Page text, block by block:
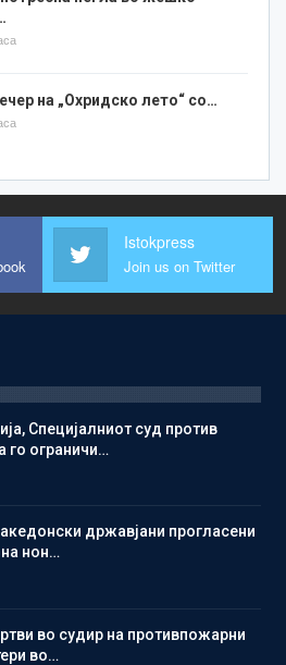
на „Охридско лето“ со…
Istokpress
Join us on Twitter
Специјалниот суд против
го ограничи…
државјани прогласени
нон…
во судир на противпожарни
во…